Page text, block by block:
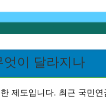
엇이 달라지나
제도입니다. 최근 국민